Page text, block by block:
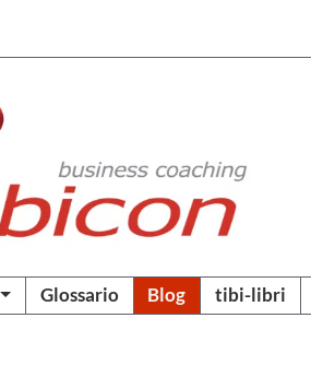
Glossario Blog tibi-libri